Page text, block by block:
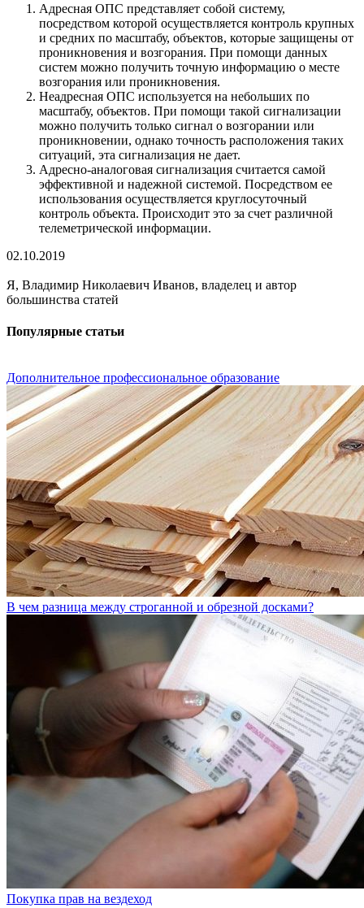
Адресная ОПС представляет собой систему,
посредством которой осуществляется контроль крупных
и средних по масштабу, объектов, которые защищены от
проникновения и возгорания. При помощи данных
систем можно получить точную информацию о месте
возгорания или проникновения.
Неадресная ОПС используется на небольших по
масштабу, объектов. При помощи такой сигнализации
можно получить только сигнал о возгорании или
проникновении, однако точность расположения таких
ситуаций, эта сигнализация не дает.
Адресно-аналоговая сигнализация считается самой
эффективной и надежной системой. Посредством ее
использования осуществляется круглосуточный
контроль объекта. Происходит это за счет различной
телеметрической информации.
02.10.2019
Я, Владимир Николаевич Иванов, владелец и автор
большинства статей
Популярные статьи
Дополнительное профессиональное образование
В чем разница между строганной и обрезной досками?
Покупка прав на вездеход